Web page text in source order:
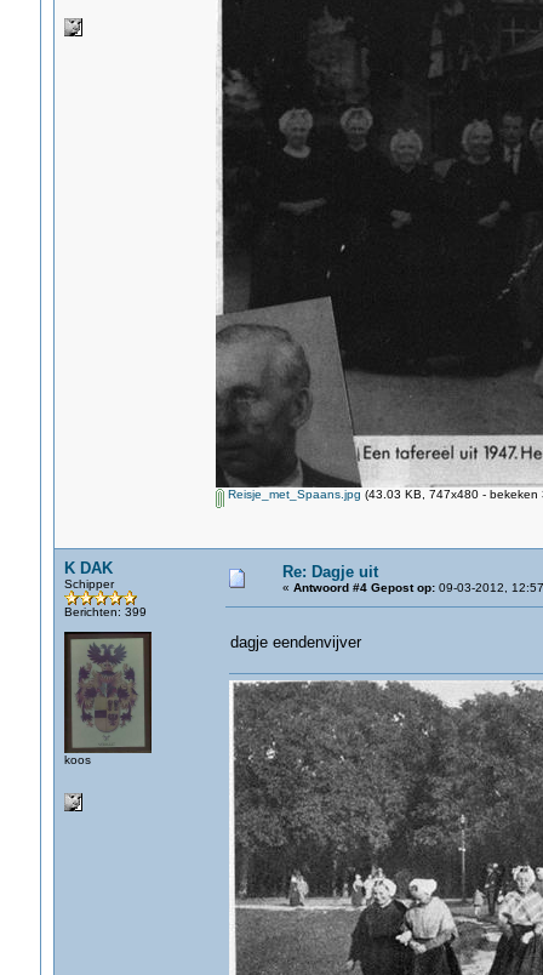
Reisje_met_Spaans.jpg (43.03 KB, 747x480 - bekeken
K DAK
Schipper
Berichten: 399
koos
Re: Dagje uit
« Antwoord #4 Gepost op:09-03-2012,
dagje eendenvijver